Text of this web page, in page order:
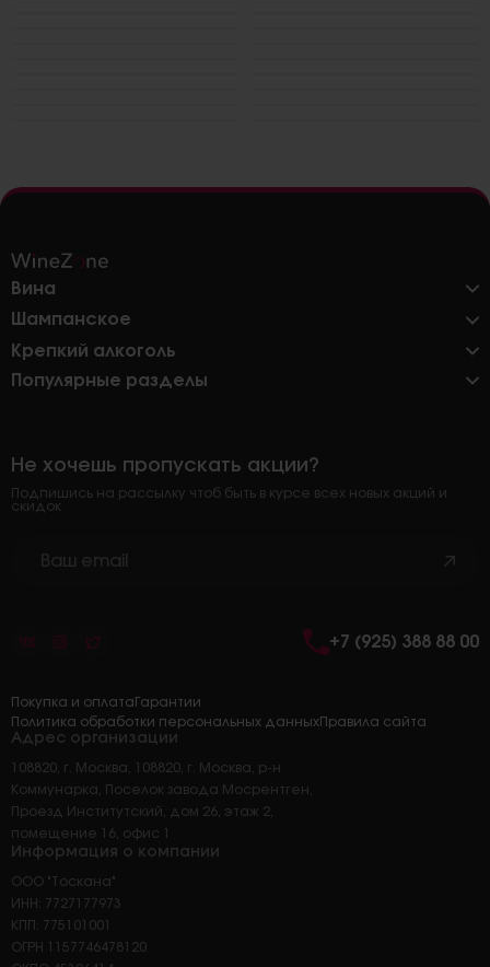
Вина
Шампанское
Крепкий алкоголь
Популярные разделы
Адрес организации
108820, г. Москва, 108820, г. Москва, р-н
Коммунарка, Поселок завода Мосрентген,
Проезд Институтский, дом 26, этаж 2,
помещение 16, офис 1
Информация о компании
ООО "Тоскана"
ИНН: 7727177973
КПП: 775101001
ОГРН 1157746478120
Не хочешь пропускать акции?
Подпишись на рассылку чтоб быть в курсе всех новых акций и
скидок
+7 (925) 388 88 00
Покупка и оплата Гарантии
Политика обработки персональных данныхПравила сайта